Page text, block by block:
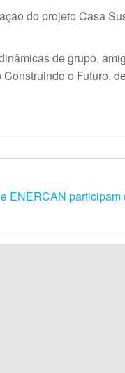
do projeto Casa
de grupo,
o Futuro,
ENERCAN participam